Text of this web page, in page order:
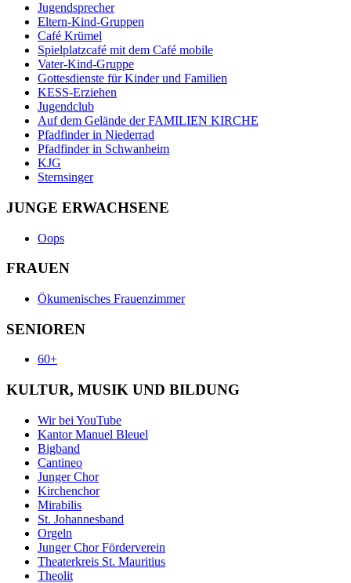
Jugendsprecher
Eltern-Kind-Gruppen
Café Krümel
Spielplatzcafé mit dem Café mobile
Vater-Kind-Gruppe
Gottesdienste für Kinder und Familien
KESS-Erziehen
Jugendclub
Auf dem Gelände der FAMILIEN KIRCHE
Pfadfinder in Niederrad
Pfadfinder in Schwanheim
KJG
Sternsinger
JUNGE ERWACHSENE
Oops
FRAUEN
Ökumenisches Frauenzimmer
SENIOREN
60+
KULTUR, MUSIK UND BILDUNG
Wir bei YouTube
Kantor Manuel Bleuel
Bigband
Cantineo
Junger Chor
Kirchenchor
Mirabilis
St. Johannesband
Orgeln
Junger Chor Förderverein
Theaterkreis St. Mauritius
Theolit